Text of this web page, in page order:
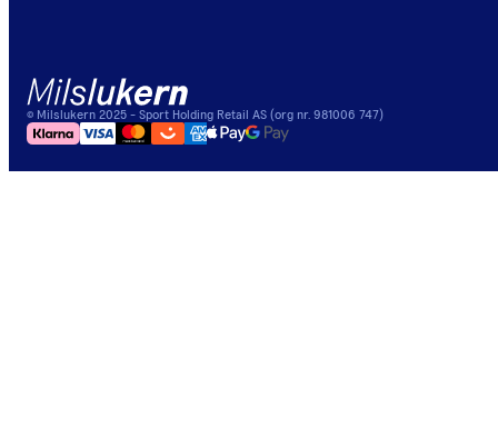
© Milslukern 2025 - Sport Holding Retail AS (org nr. 981006 747)